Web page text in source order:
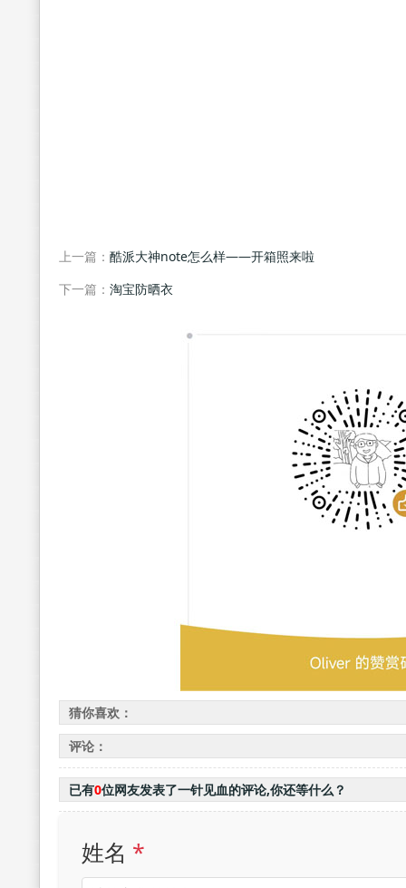
上一篇： 酷派大神note怎么样——开箱照来啦
下一篇： 淘宝防晒衣
猜你喜欢：
评论：
已有0位网友发表了一针见血的评论,你还等什么？
姓名 *